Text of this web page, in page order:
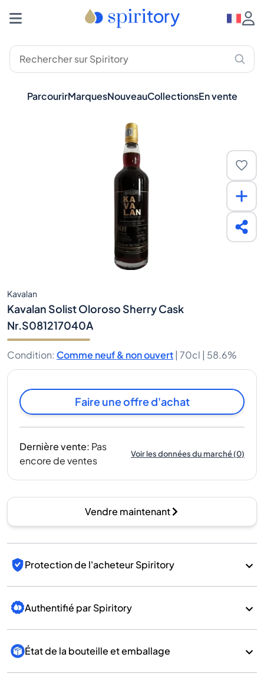
ParcourirMarquesNouveauCollectionsEn vente
Kavalan
Kavalan Solist Oloroso Sherry Cask
Nr.S081217040A
Condition: Comme neuf & non ouvert | 70cl | 58.6%
Faire une offre d'achat
Dernière vente: Pas
encore de ventes
Voir les données du marché(0)
Vendre maintenant
Protection de l'acheteur Spiritory
Authentifié par Spiritory
État de la bouteille et emballage